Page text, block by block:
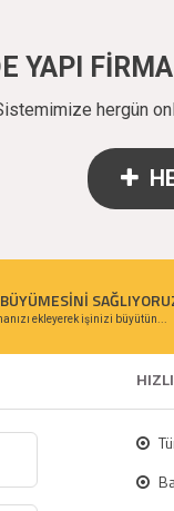
YAPI
hergün
ekleyerek işinizi büyütün...